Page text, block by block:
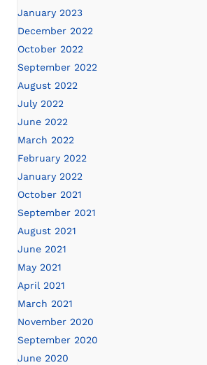
January 2023
December 2022
October 2022
September 2022
August 2022
July 2022
June 2022
March 2022
February 2022
January 2022
October 2021
September 2021
August 2021
June 2021
May 2021
April 2021
March 2021
November 2020
September 2020
June 2020